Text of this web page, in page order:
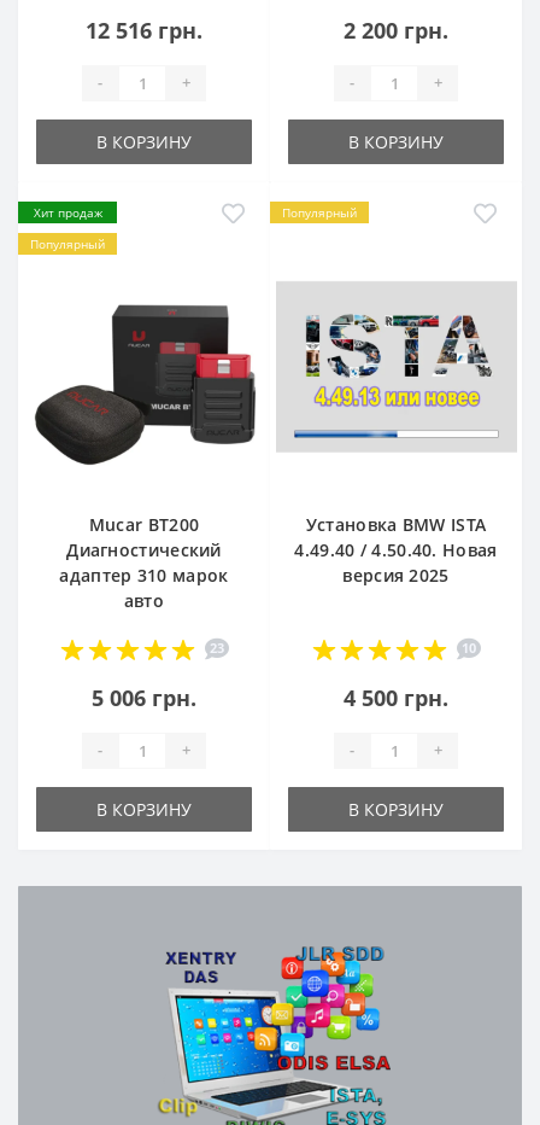
12 516 грн.
- +
В КОРЗИНУ
2 200 грн.
- +
В КОРЗИНУ
Хит продаж
Популярный
Mucar BT200
Диагностический
адаптер 310 марок
авто
23
5 006 грн.
- +
В КОРЗИНУ
Популярный
Установка BMW ISTA
4.49.40 / 4.50.40. Новая
версия 2025
10
4 500 грн.
- +
В КОРЗИНУ